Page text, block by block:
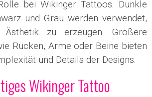
bei Wikinger Tattoos. Dunkle
und Grau werden verwendet,
zu erzeugen. Größere
Rücken, Arme oder Beine bieten
und Details der Designs.
Wikinger Tattoo